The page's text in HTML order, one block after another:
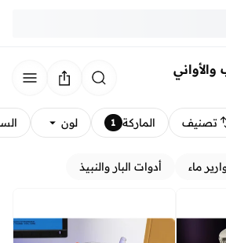
تصنيف الماركة 1 لون
ماء أدوات البار والنبيذ